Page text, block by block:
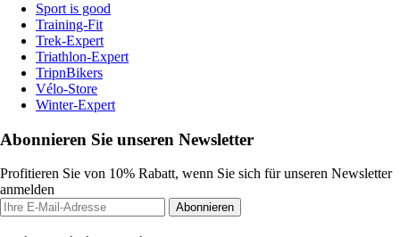
Sport is good
Training-Fit
Trek-Expert
Triathlon-Expert
TripnBikers
Vélo-Store
Winter-Expert
Abonnieren Sie unseren Newsletter
Profitieren Sie von 10% Rabatt, wenn Sie sich für unseren Newsletter
anmelden
Abonnieren